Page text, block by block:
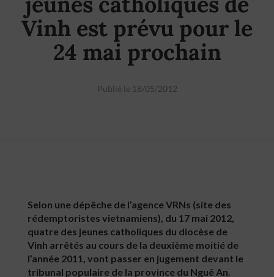
Vinh est prévu pour le
24 mai prochain
Publié le 18/05/2012
Selon une dépêche de l’agence VRNs (site des
rédemptoristes vietnamiens), du 17 mai 2012,
quatre des jeunes catholiques du diocèse de
Vinh arrêtés au cours de la deuxième moitié de
l’année 2011, vont passer en jugement devant le
tribunal populaire de la province du Nguê An.